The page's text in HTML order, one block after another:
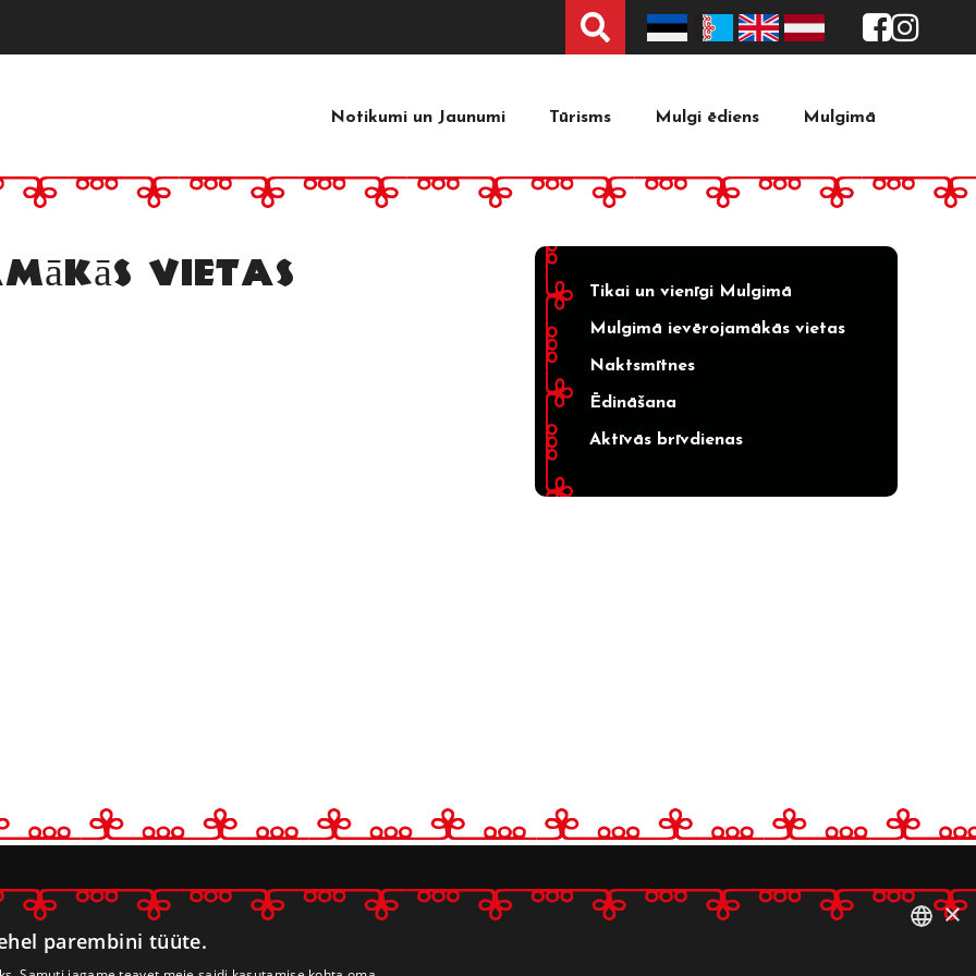
Tekstist
Notikumi un Jaunumi Tūrisms Mulgi ēdiens Mulgimā
vietas Tikai un vienīgi Mulgimā
Mulgimā ievērojamākās vietas
Naktsmītnes
Ēdināšana
Aktīvās brīvdienas
Mulgimaa Arenduskoda ×
parembini tüüte.